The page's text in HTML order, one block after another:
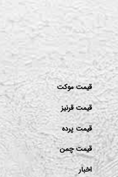
قیمت موکت
قیمت قرنیز
قیمت پرده
قیمت چمن
اخبار